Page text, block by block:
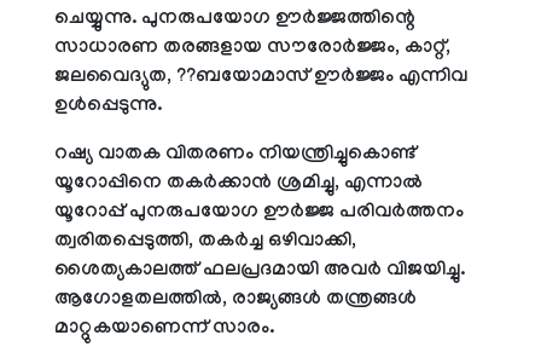
ചെയ്യുന്നു. പുനരുപയോഗ ഊര്‍ജ്ജത്തിന്റെ
സാധാരണ തരങ്ങളായ സൗരോര്‍ജ്ജം, കാറ്റ്,
ജലവൈദ്യുത, ??ബയോമാസ് ഊര്‍ജ്ജം എന്നിവ
ഉള്‍പ്പെടുന്നു.
റഷ്യ വാതക വിതരണം നിയന്ത്രിച്ചുകൊണ്ട്
യൂറോപ്പിനെ തകര്‍ക്കാന്‍ ശ്രമിച്ചു, എന്നാല്‍
യൂറോപ്പ് പുനരുപയോഗ ഊര്‍ജ്ജ പരിവര്‍ത്തനം
ത്വരിതപ്പെടുത്തി, തകര്‍ച്ച ഒഴിവാക്കി,
ശൈത്യകാലത്ത് ഫലപ്രദമായി അവര്‍ വിജയിച്ചു.
ആഗോളതലത്തില്‍, രാജ്യങ്ങള്‍ തന്ത്രങ്ങള്‍
മാറ്റുകയാണെന്ന് സാരം.